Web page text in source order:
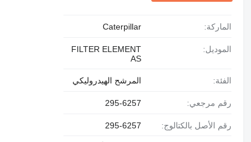
الماركة: Caterpillar
الموديل:
FILTER ELEMENT
AS
الفئة: المرشح الهيدروليكي
رقم مرجعي: 295-6257
رقم الأصل بالكتالوج: 295-6257